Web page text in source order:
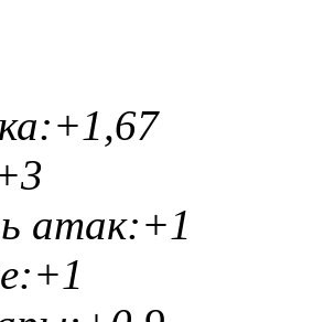
атак:+1